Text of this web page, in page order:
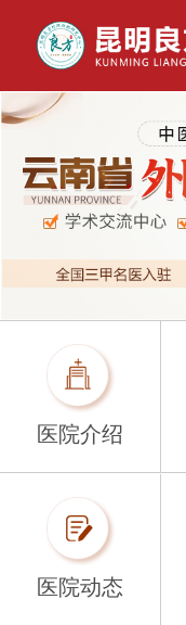
医院介绍
医院动态